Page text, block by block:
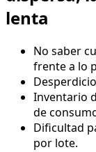
lenta
No saber
frente a lo
Inventario
de
Dificultad
por lote.